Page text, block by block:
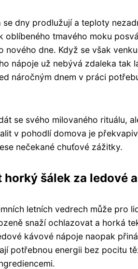
dny prodlužují a teploty
oblíbeného tmavého moku
dne. Když se však
nápoje už nebývá zdaleka tak
náročným dnem v práci
se svého milovaného rituálu,
v pohodlí domova je
nečekané chuťové zážitky.
horký šálek za ledové
letních vedrech může pro
snaží ochlazovat a horká
kávové nápoje naopak
potřebnou energii bez pocitu